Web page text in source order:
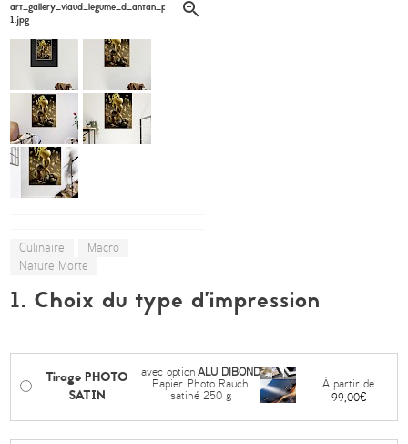
art_gallery_viaud_legume_d_antan_philippe_exbrayat6-
1.jpg
Culinaire
Macro
Nature Morte
1. Choix du type d’impression
Tirage PHOTO
SATIN
avec option ALU DIBOND
Papier Photo Rauch
satiné 250 g
À partir de
99,00€